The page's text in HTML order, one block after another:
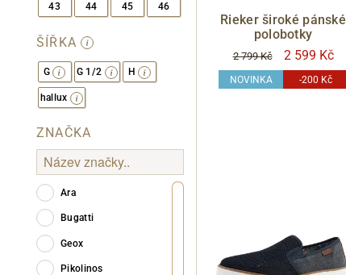
43 44 45 46
ŠÍŘKA
G G 1/2 H
hallux
ZNAČKA
Ara
Bugatti
Geox
Pikolinos
Rieker široké pánské
polobotky
2 799 Kč 2 599 Kč
NOVINKA -200 Kč